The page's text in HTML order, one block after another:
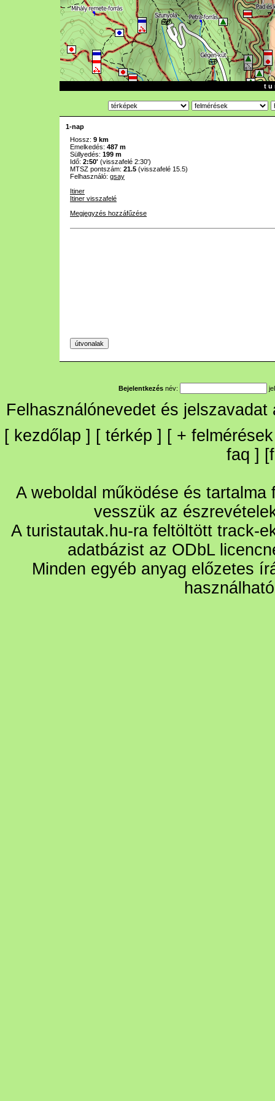
t u
1-nap
Hossz: 9 km
Emelkedés: 487 m
Süllyedés: 199 m
Idő: 2:50' (visszafelé 2:30')
MTSZ pontszám: 21.5 (visszafelé 15.5)
Felhasználó: gsay
Itiner
Itiner visszafelé
Megjegyzés hozzáfűzése
Bejelentkezés név:
Felhasználónevedet és
[ kezdőlap ] [ térkép ] [ + felmérések
faq ] [
A weboldal működése és
vesszük az
A turistautak.hu-ra feltöltött track-
adatbázist az ODbL
Minden egyéb anyag előzetes